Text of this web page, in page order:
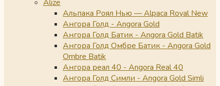
Alize
Альпака Роял Нью — Alpaca Royal New
Ангора Голд - Angora Gold
Ангора Голд Батик - Angora Gold Batik
Ангора Голд Омбре Батик - Angora Gold
Ombre Batik
Ангора реал 40 - Angora Real 40
Ангора Голд Симли - Angora Gold Simli